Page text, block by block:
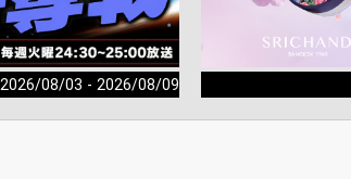
2026/08/03 - 2026/08/09